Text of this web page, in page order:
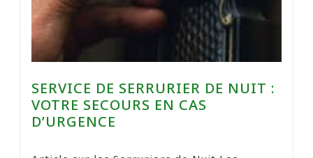
SERVICE DE SERRURIER DE NUIT :
VOTRE SECOURS EN CAS
D’URGENCE